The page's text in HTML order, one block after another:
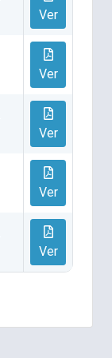
Ver
Ver
Ver
Ver
Ver